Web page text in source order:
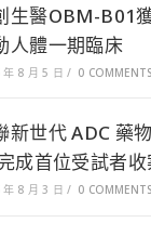
生醫OBM-B01
人體一期臨床
年 8 月 5 日 / 0 COMMENTS
新世代 ADC 藥
成首位受試者收
年 8 月 3 日 / 0 COMMENTS